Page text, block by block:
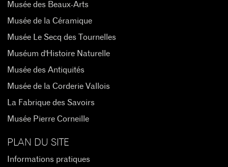
Musée des Beaux-Arts
Musée de la Céramique
Musée Le Secq des Tournelles
Muséum d'Histoire Naturelle
Musée des Antiquités
Musée de la Corderie Vallois
La Fabrique des Savoirs
Musée Pierre Corneille
PLAN DU SITE
Informations pratiques